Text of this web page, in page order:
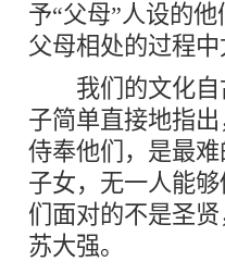
予“父母”人设的
父母相处的过程中
我们的文化自
子简单直接地指
侍奉他们，是最
子女，无一人能
们面对的不是圣
苏大强。